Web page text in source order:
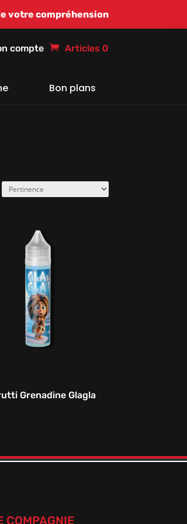
votre compréhension
Articles 0
Bon plans
Grenadine Glagla
COMPAGNIE